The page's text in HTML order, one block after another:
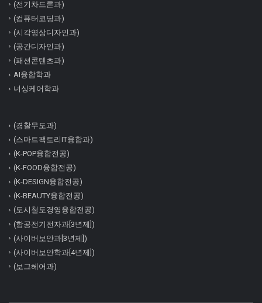
(전기차드론과)
(컴퓨터코딩과)
(시각영상디자인과)
(공간디자인과)
(패션콘텐츠과)
AI융합학과
너싱케어학과
(경찰무도과)
(스마트팩토리IT융합과)
(K-POP융합전공)
(K-FOOD융합전공)
(K-DESIGN융합전공)
(K-BEAUTY융합전공)
(도시철도경영융합전공)
(항공전기전자과[3년제])
(사이버보안과[3년제])
(사이버보안학과[4년제])
(보그헤어과)